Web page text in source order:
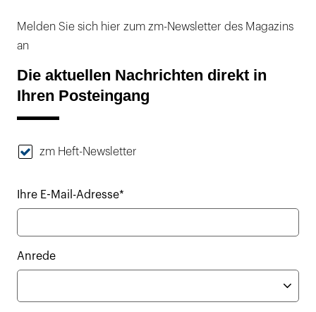
Melden Sie sich hier zum zm-Newsletter des Magazins
an
Die aktuellen Nachrichten direkt in
Ihren Posteingang
zm Heft-Newsletter
Ihre E-Mail-Adresse*
Anrede